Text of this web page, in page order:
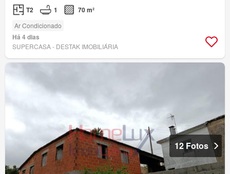
T2 1 70 m²
Ar Condicionado
Há 4 dias
SUPERCASA - DESTAK IMOBILIÁRIA
12 Fotos